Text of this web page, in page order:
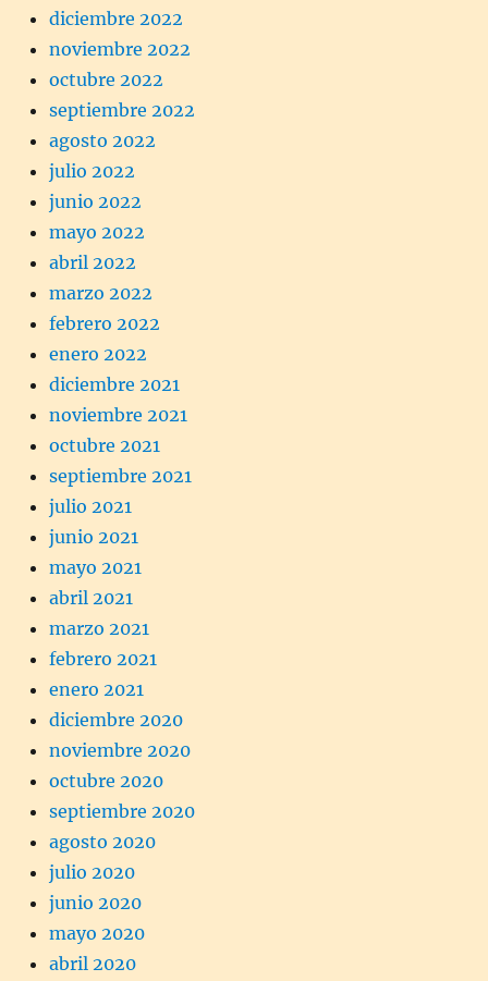
diciembre 2022
noviembre 2022
octubre 2022
septiembre 2022
agosto 2022
julio 2022
junio 2022
mayo 2022
abril 2022
marzo 2022
febrero 2022
enero 2022
diciembre 2021
noviembre 2021
octubre 2021
septiembre 2021
julio 2021
junio 2021
mayo 2021
abril 2021
marzo 2021
febrero 2021
enero 2021
diciembre 2020
noviembre 2020
octubre 2020
septiembre 2020
agosto 2020
julio 2020
junio 2020
mayo 2020
abril 2020